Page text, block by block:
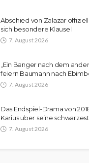
Abschied von Zalazar
sich besondere Klausel
7. August 2026
„Ein Banger nach dem
feiern Baumann nach
7. August 2026
Das Endspiel-Drama von
Karius über seine
7. August 2026